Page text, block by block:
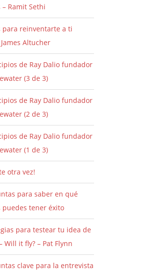
– Ramit Sethi
para reinventarte a ti
Altucher
de Ray Dalio fundador
(3 de 3)
de Ray Dalio fundador
(2 de 3)
de Ray Dalio fundador
(1 de 3)
otra vez!
para saber en qué
puedes tener éxito
para testear tu idea de
Will it fly? – Pat Flynn
clave para la entrevista